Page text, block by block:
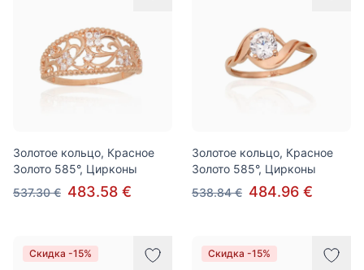
Золотое кольцо, Красное
Золото 585°, Цирконы
537.30 € 483.58 €
Золотое кольцо, Красное
Золото 585°, Цирконы
538.84 € 484.96 €
Скидка -15% Скидка -15%